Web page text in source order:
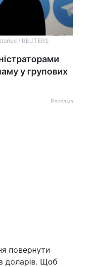
/ REUTERS
у групових
Реклама
повернути
доларів. Щоб